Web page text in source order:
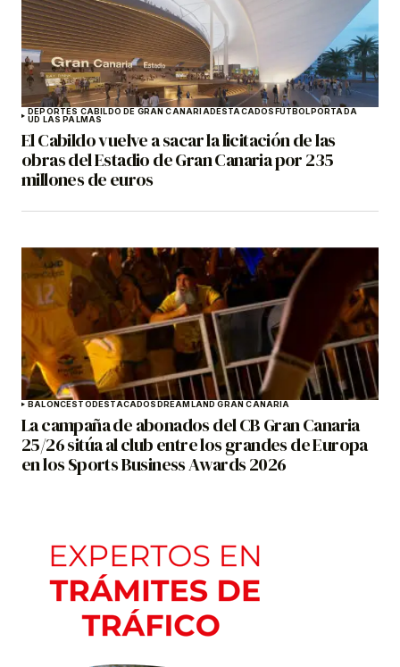
DEPORTES CABILDO DE GRAN CANARIADESTACADOSFÚTBOLPORTADA
UD LAS PALMAS
El Cabildo vuelve a sacar la licitación de las
obras del Estadio de Gran Canaria por 235
millones de euros
BALONCESTODESTACADOSDREAMLAND GRAN CANARIA
La campaña de abonados del CB Gran Canaria
25/26 sitúa al club entre los grandes de Europa
en los Sports Business Awards 2026